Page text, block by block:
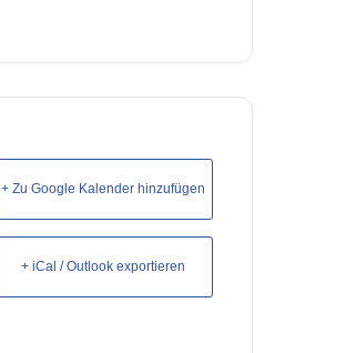
+ Zu Google Kalender hinzufügen
+ iCal / Outlook exportieren